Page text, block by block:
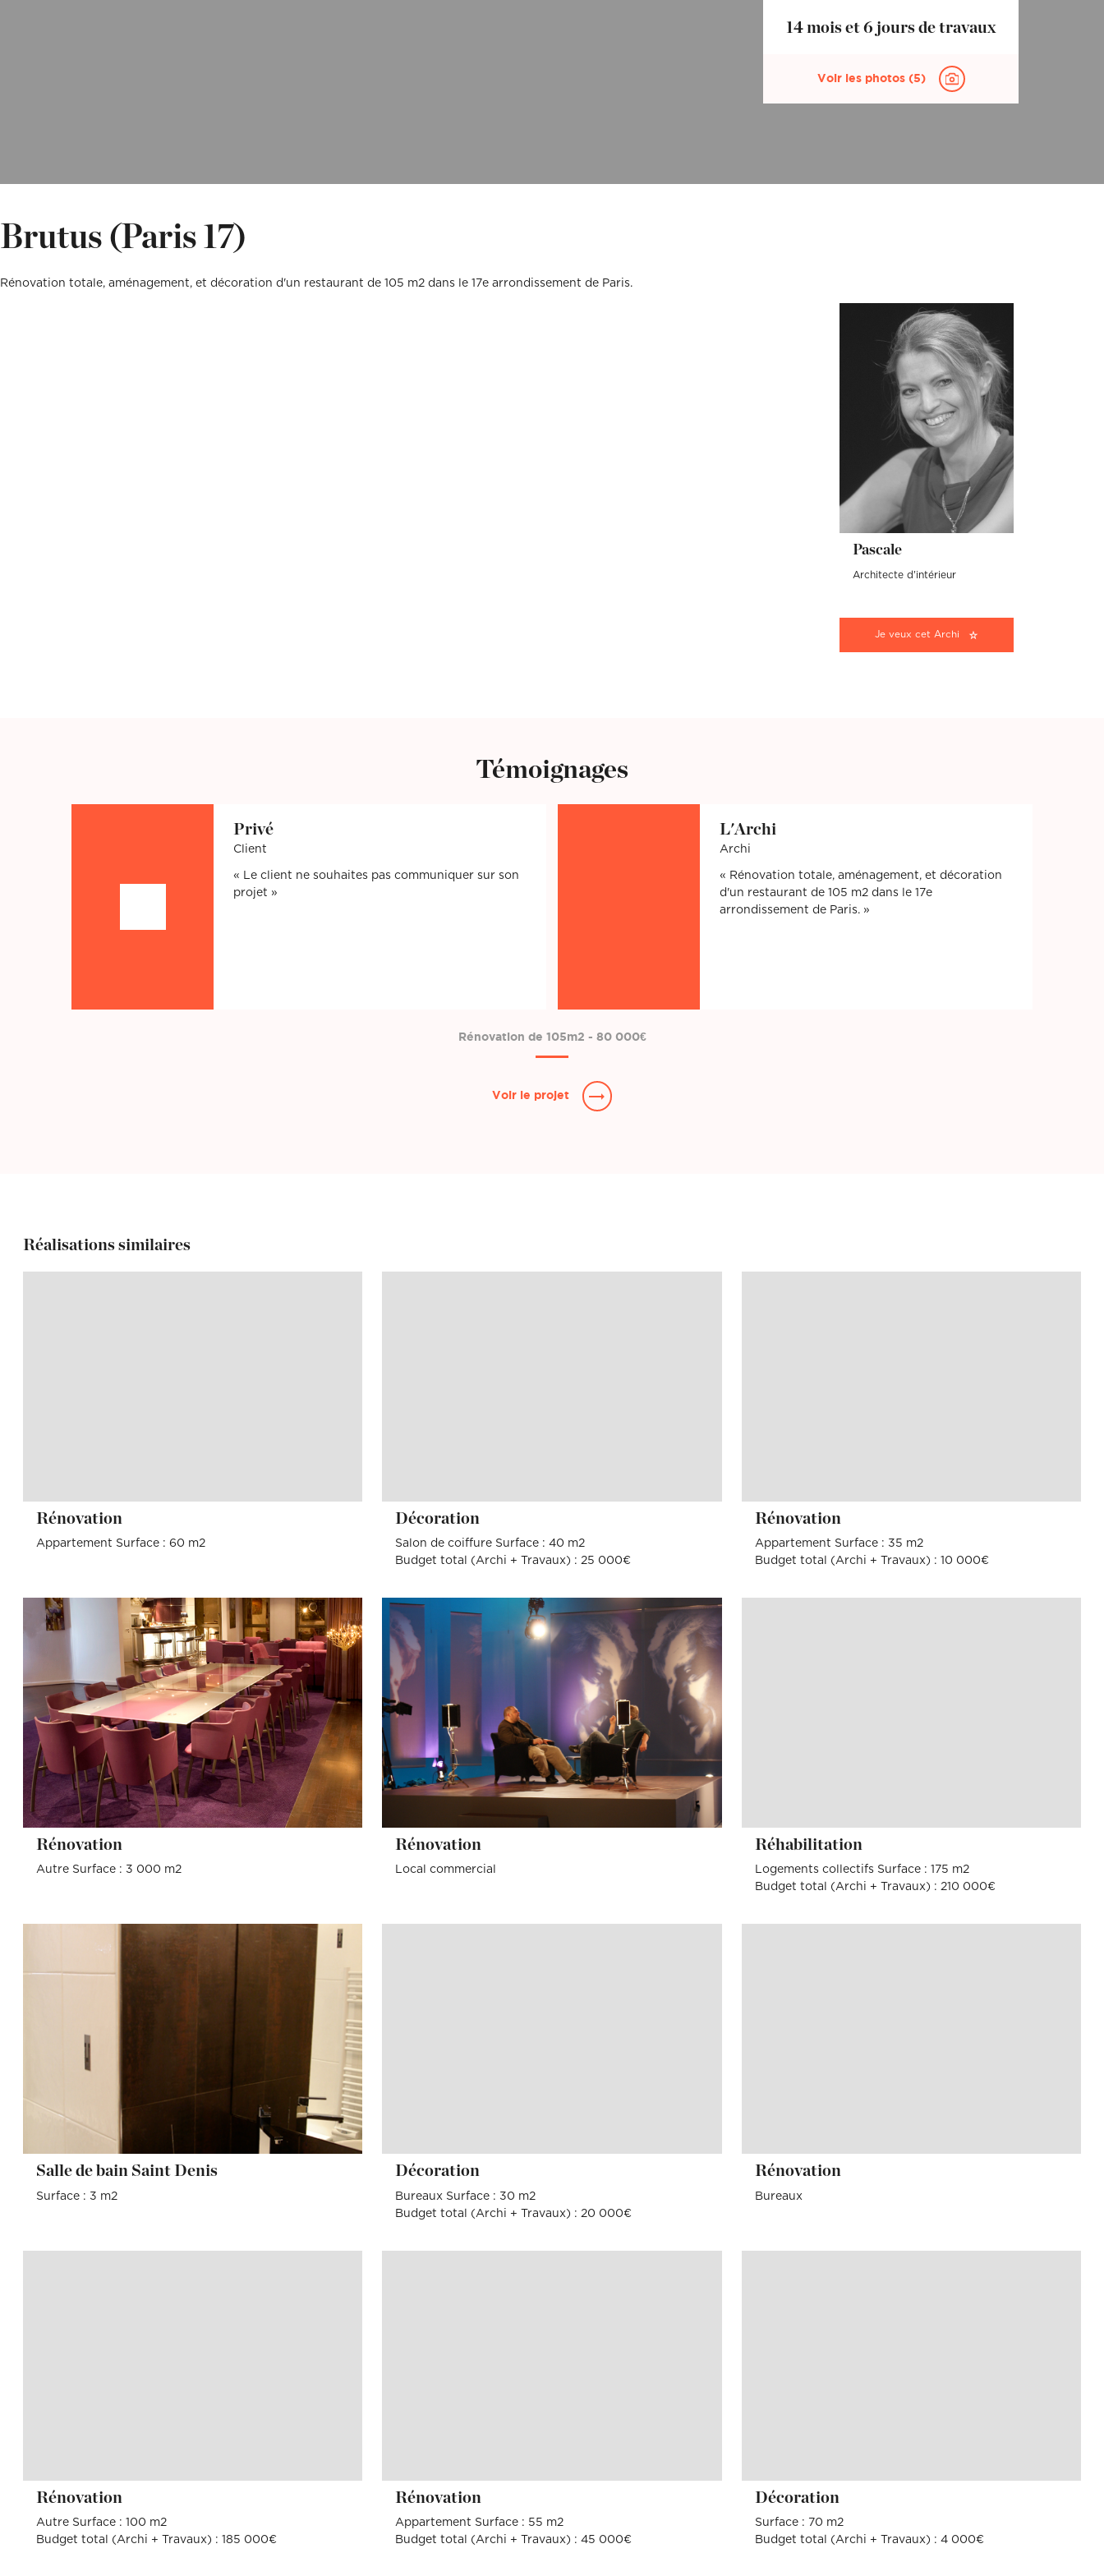
14 mois et 6 jours de travaux
Voir les photos (5)
Brutus (Paris 17)
Rénovation totale, aménagement, et décoration d'un restaurant de 105 m2 dans le 17e arrondissement de Paris.
Pascale
Architecte d'intérieur
Je veux cet Archi
Témoignages
Privé
Client
Le client ne souhaites pas communiquer sur son
projet
L'Archi
Archi
Rénovation totale, aménagement, et décoration
d'un restaurant de 105 m2 dans le 17e
arrondissement de Paris.
Rénovation de 105m2 - 80 000€
Voir le projet
Réalisations similaires
Rénovation
Appartement Surface : 60 m2
Décoration
Salon de coiffure Surface : 40 m2
Budget total (Archi + Travaux) : 25 000€
Rénovation
Appartement Surface : 35 m2
Budget total (Archi + Travaux) : 10 000€
Rénovation
Autre Surface : 3 000 m2
Rénovation
Local commercial
Réhabilitation
Logements collectifs Surface : 175 m2
Budget total (Archi + Travaux) : 210 000€
Salle de bain Saint Denis
Surface : 3 m2
Décoration
Bureaux Surface : 30 m2
Budget total (Archi + Travaux) : 20 000€
Rénovation
Bureaux
Rénovation
Autre Surface : 100 m2
Budget total (Archi + Travaux) : 185 000€
Rénovation
Appartement Surface : 55 m2
Budget total (Archi + Travaux) : 45 000€
Décoration
Surface : 70 m2
Budget total (Archi + Travaux) : 4 000€